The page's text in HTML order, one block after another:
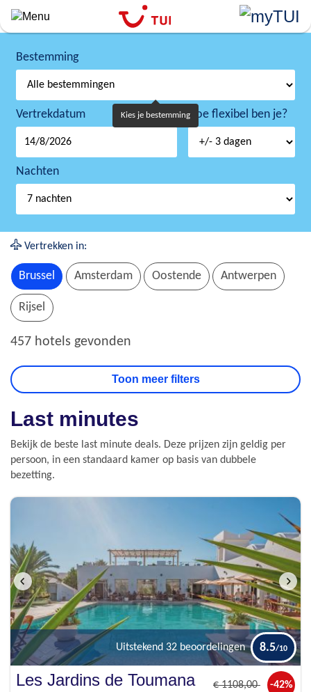
Overslaan
en
algemene
inhoud
gaan
Bestemming
Kies je bestemming
Vertrekdatum Hoe flexibel ben je?
Nachten
457 hotels gevonden
Vertrekken in:
Brussel Amsterdam Oostende Antwerpen
Rijsel
Last minutes
Bekijk de beste last minute deals. Deze prijzen zijn geldig per
persoon, in een standaard kamer op basis van dubbele
bezetting.
Uitstekend 32 beoordelingen 8.5
Les Jardins de Toumana €1108,00 -42%